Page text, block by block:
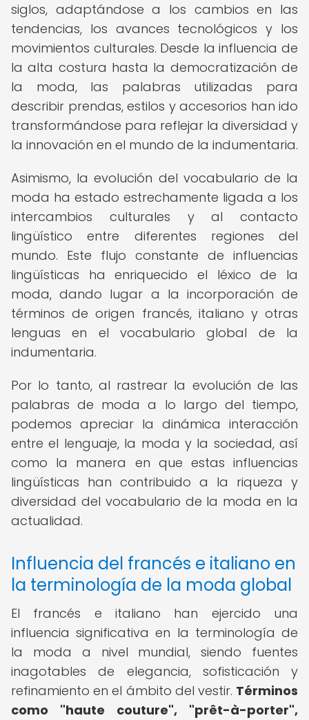
siglos, adaptándose a los cambios en las
tendencias, los avances tecnológicos y los
movimientos culturales. Desde la influencia de
la alta costura hasta la democratización de
la moda, las palabras utilizadas para
describir prendas, estilos y accesorios han ido
transformándose para reflejar la diversidad y
la innovación en el mundo de la indumentaria.
Asimismo, la evolución del vocabulario de la
moda ha estado estrechamente ligada a los
intercambios culturales y al contacto
lingüístico entre diferentes regiones del
mundo. Este flujo constante de influencias
lingüísticas ha enriquecido el léxico de la
moda, dando lugar a la incorporación de
términos de origen francés, italiano y otras
lenguas en el vocabulario global de la
indumentaria.
Por lo tanto, al rastrear la evolución de las
palabras de moda a lo largo del tiempo,
podemos apreciar la dinámica interacción
entre el lenguaje, la moda y la sociedad, así
como la manera en que estas influencias
lingüísticas han contribuido a la riqueza y
diversidad del vocabulario de la moda en la
actualidad.
Influencia del francés e italiano en
la terminología de la moda global
El francés e italiano han ejercido una
influencia significativa en la terminología de
la moda a nivel mundial, siendo fuentes
inagotables de elegancia, sofisticación y
refinamiento en el ámbito del vestir. Términos
como "haute couture", "prêt-à-porter",